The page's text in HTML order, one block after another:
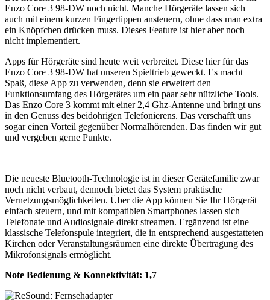
Enzo Core 3 98-DW noch nicht. Manche Hörgeräte lassen sich
auch mit einem kurzen Fingertippen ansteuern, ohne dass man extra
ein Knöpfchen drücken muss. Dieses Feature ist hier aber noch
nicht implementiert.
Apps für Hörgeräte sind heute weit verbreitet. Diese hier für das
Enzo Core 3 98-DW hat unseren Spieltrieb geweckt. Es macht
Spaß, diese App zu verwenden, denn sie erweitert den
Funktionsumfang des Hörgerätes um ein paar sehr nützliche Tools.
Das Enzo Core 3 kommt mit einer 2,4 Ghz-Antenne und bringt uns
in den Genuss des beidohrigen Telefonierens. Das verschafft uns
sogar einen Vorteil gegenüber Normalhörenden. Das finden wir gut
und vergeben gerne Punkte.
Die neueste Bluetooth-Technologie ist in dieser Gerätefamilie zwar
noch nicht verbaut, dennoch bietet das System praktische
Vernetzungsmöglichkeiten. Über die App können Sie Ihr Hörgerät
einfach steuern, und mit kompatiblen Smartphones lassen sich
Telefonate und Audiosignale direkt streamen. Ergänzend ist eine
klassische Telefonspule integriert, die in entsprechend ausgestatteten
Kirchen oder Veranstaltungsräumen eine direkte Übertragung des
Mikrofonsignals ermöglicht.
Note Bedienung & Konnektivität: 1,7